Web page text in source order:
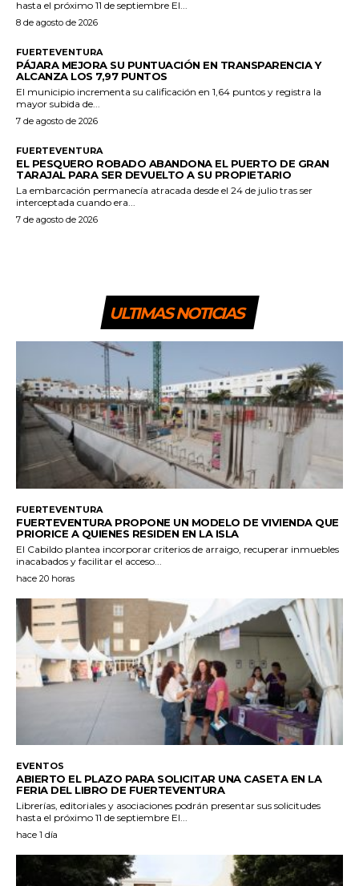
hasta el próximo 11 de septiembre El...
8 de agosto de 2026
FUERTEVENTURA
PÁJARA MEJORA SU PUNTUACIÓN EN TRANSPARENCIA Y
ALCANZA LOS 7,97 PUNTOS
El municipio incrementa su calificación en 1,64 puntos y registra la
mayor subida de...
7 de agosto de 2026
FUERTEVENTURA
EL PESQUERO ROBADO ABANDONA EL PUERTO DE GRAN
TARAJAL PARA SER DEVUELTO A SU PROPIETARIO
La embarcación permanecía atracada desde el 24 de julio tras ser
interceptada cuando era...
7 de agosto de 2026
ULTIMAS NOTICIAS
FUERTEVENTURA
FUERTEVENTURA PROPONE UN MODELO DE VIVIENDA QUE
PRIORICE A QUIENES RESIDEN EN LA ISLA
El Cabildo plantea incorporar criterios de arraigo, recuperar inmuebles
inacabados y facilitar el acceso...
hace 20 horas
EVENTOS
ABIERTO EL PLAZO PARA SOLICITAR UNA CASETA EN LA
FERIA DEL LIBRO DE FUERTEVENTURA
Librerías, editoriales y asociaciones podrán presentar sus solicitudes
hasta el próximo 11 de septiembre El...
hace 1 día